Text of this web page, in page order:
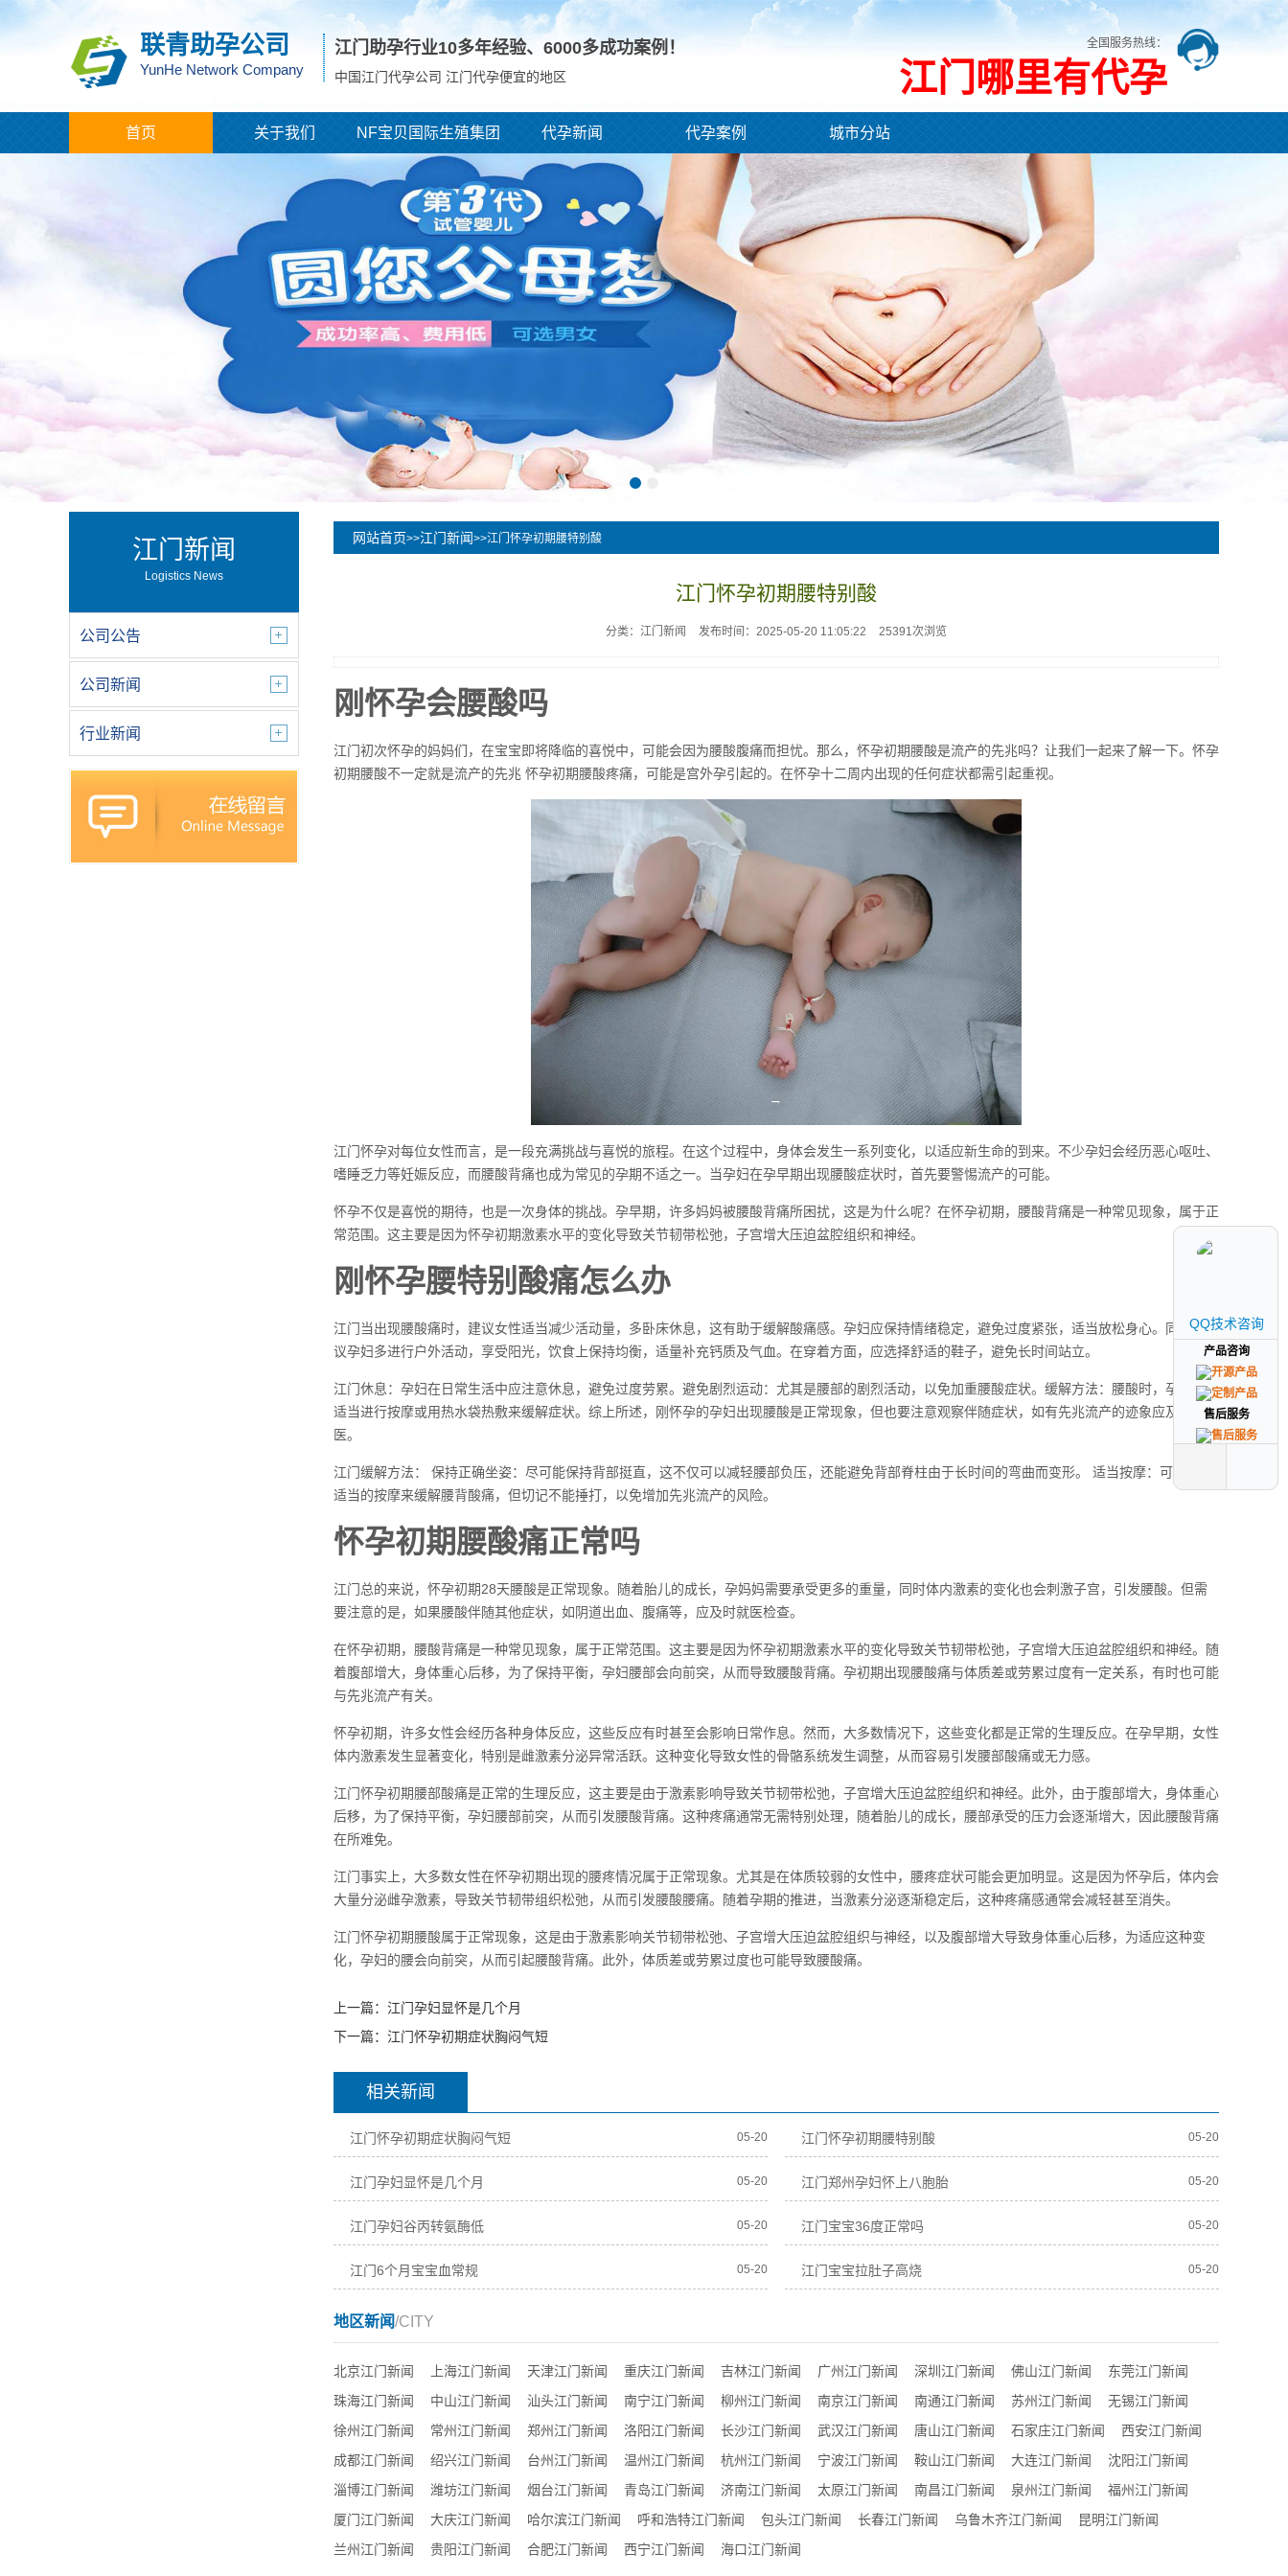
联青助孕公司
YunHe Network Company
江门助孕行业10多年经验、 6000多成功案例！
中国江门代孕公司 江门代孕便宜的地区
全国服务热线：
江门哪里有代孕
首页 关于我们 NF宝贝国际生殖集团 代孕新闻 代孕案例 城市分站
江门新闻
Logistics News
公司公告
公司新闻
行业新闻
网站首页>>江门新闻>>江门怀孕初期腰特别酸
江门怀孕初期腰特别酸
分类：江门新闻 发布时间：2025-05-20 11:05:22 25391次浏览
刚怀孕会腰酸吗
江门初次怀孕的妈妈们，在宝宝即将降临的喜悦中，可能会因为腰酸腹痛而担忧。那么，怀孕初期腰酸是流产的先兆吗？让我们一起来了解一下。怀孕
初期腰酸不一定就是流产的先兆 怀孕初期腰酸疼痛，可能是宫外孕引起的。在怀孕十二周内出现的任何症状都需引起重视。
江门怀孕对每位女性而言，是一段充满挑战与喜悦的旅程。在这个过程中，身体会发生一系列变化，以适应新生命的到来。不少孕妇会经历恶心呕吐、
嗜睡乏力等妊娠反应，而腰酸背痛也成为常见的孕期不适之一。当孕妇在孕早期出现腰酸症状时，首先要警惕流产的可能。
怀孕不仅是喜悦的期待，也是一次身体的挑战。孕早期，许多妈妈被腰酸背痛所困扰，这是为什么呢？在怀孕初期，腰酸背痛是一种常见现象，属于正
常范围。这主要是因为怀孕初期激素水平的变化导致关节韧带松弛，子宫增大压迫盆腔组织和神经。
刚怀孕腰特别酸痛怎么办
江门当出现腰酸痛时，建议女性适当减少活动量，多卧床休息，这有助于缓解酸痛感。孕妇应保持情绪稳定，避免过度紧张，适当放松身心。同时，建
议孕妇多进行户外活动，享受阳光，饮食上保持均衡，适量补充钙质及气血。在穿着方面，应选择舒适的鞋子，避免长时间站立。
江门休息：孕妇在日常生活中应注意休息，避免过度劳累。避免剧烈运动：尤其是腰部的剧烈活动，以免加重腰酸症状。缓解方法：腰酸时，孕妇可以
适当进行按摩或用热水袋热敷来缓解症状。综上所述，刚怀孕的孕妇出现腰酸是正常现象，但也要注意观察伴随症状，如有先兆流产的迹象应及时就
医。
江门缓解方法： 保持正确坐姿：尽可能保持背部挺直，这不仅可以减轻腰部负压，还能避免背部脊柱由于长时间的弯曲而变形。 适当按摩：可以通过
适当的按摩来缓解腰背酸痛，但切记不能捶打，以免增加先兆流产的风险。
怀孕初期腰酸痛正常吗
江门总的来说，怀孕初期28天腰酸是正常现象。随着胎儿的成长，孕妈妈需要承受更多的重量，同时体内激素的变化也会刺激子宫，引发腰酸。但需
要注意的是，如果腰酸伴随其他症状，如阴道出血、腹痛等，应及时就医检查。
在怀孕初期，腰酸背痛是一种常见现象，属于正常范围。这主要是因为怀孕初期激素水平的变化导致关节韧带松弛，子宫增大压迫盆腔组织和神经。随
着腹部增大，身体重心后移，为了保持平衡，孕妇腰部会向前突，从而导致腰酸背痛。孕初期出现腰酸痛与体质差或劳累过度有一定关系，有时也可能
与先兆流产有关。
怀孕初期，许多女性会经历各种身体反应，这些反应有时甚至会影响日常作息。然而，大多数情况下，这些变化都是正常的生理反应。在孕早期，女性
体内激素发生显著变化，特别是雌激素分泌异常活跃。这种变化导致女性的骨骼系统发生调整，从而容易引发腰部酸痛或无力感。
江门怀孕初期腰部酸痛是正常的生理反应，这主要是由于激素影响导致关节韧带松弛，子宫增大压迫盆腔组织和神经。此外，由于腹部增大，身体重心
后移，为了保持平衡，孕妇腰部前突，从而引发腰酸背痛。这种疼痛通常无需特别处理，随着胎儿的成长，腰部承受的压力会逐渐增大，因此腰酸背痛
在所难免。
江门事实上，大多数女性在怀孕初期出现的腰疼情况属于正常现象。尤其是在体质较弱的女性中，腰疼症状可能会更加明显。这是因为怀孕后，体内会
大量分泌雌孕激素，导致关节韧带组织松弛，从而引发腰酸腰痛。随着孕期的推进，当激素分泌逐渐稳定后，这种疼痛感通常会减轻甚至消失。
江门怀孕初期腰酸属于正常现象，这是由于激素影响关节韧带松弛、子宫增大压迫盆腔组织与神经，以及腹部增大导致身体重心后移，为适应这种变
化，孕妇的腰会向前突，从而引起腰酸背痛。此外，体质差或劳累过度也可能导致腰酸痛。
上一篇： 江门孕妇显怀是几个月
下一篇： 江门怀孕初期症状胸闷气短
相关新闻
江门怀孕初期症状胸闷气短 05-20 江门怀孕初期腰特别酸 05-20
江门孕妇显怀是几个月 05-20 江门郑州孕妇怀上八胞胎 05-20
江门孕妇谷丙转氨酶低 05-20 江门宝宝36度正常吗 05-20
江门6个月宝宝血常规 05-20 江门宝宝拉肚子高烧 05-20
地区新闻/CITY
北京江门新闻 上海江门新闻 天津江门新闻 重庆江门新闻 吉林江门新闻 广州江门新闻 深圳江门新闻 佛山江门新闻
东莞江门新闻
珠海江门新闻
中山江门新闻 汕头江门新闻 南宁江门新闻 柳州江门新闻 南京江门新闻 南通江门新闻 苏州江门新闻
无锡江门新闻
徐州江门新闻
常州江门新闻 郑州江门新闻 洛阳江门新闻 长沙江门新闻 武汉江门新闻 唐山江门新闻 石家庄江门新闻
西安江门新闻
成都江门新闻
绍兴江门新闻 台州江门新闻 温州江门新闻 杭州江门新闻 宁波江门新闻 鞍山江门新闻 大连江门新闻
沈阳江门新闻
淄博江门新闻
潍坊江门新闻 烟台江门新闻 青岛江门新闻 济南江门新闻 太原江门新闻 南昌江门新闻 泉州江门新闻
福州江门新闻
厦门江门新闻
大庆江门新闻 哈尔滨江门新闻 呼和浩特江门新闻 包头江门新闻 长春江门新闻 乌鲁木齐江门新闻
昆明江门新闻
兰州江门新闻
贵阳江门新闻 合肥江门新闻 西宁江门新闻 海口江门新闻
QQ技术咨询
产品咨询
售后服务
QQ技术咨询
产品咨询
售后服务